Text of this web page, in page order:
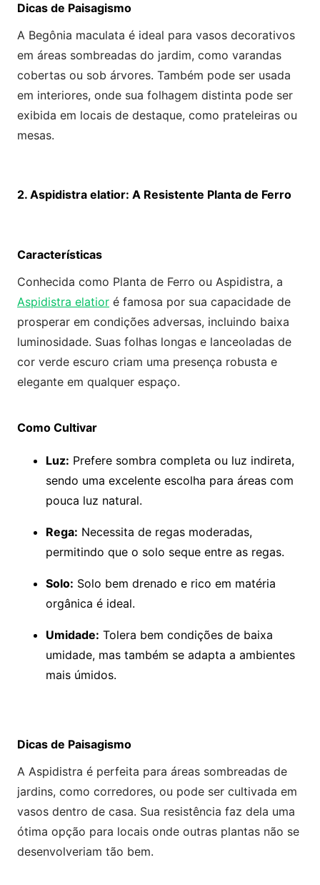
Dicas de Paisagismo
A Begônia maculata é ideal para vasos decorativos
em áreas sombreadas do jardim, como varandas
cobertas ou sob árvores. Também pode ser usada
em interiores, onde sua folhagem distinta pode ser
exibida em locais de destaque, como prateleiras ou
mesas.
2. Aspidistra elatior: A Resistente Planta de Ferro
Características
Conhecida como Planta de Ferro ou Aspidistra, a
Aspidistra elatior é famosa por sua capacidade de
prosperar em condições adversas, incluindo baixa
luminosidade. Suas folhas longas e lanceoladas de
cor verde escuro criam uma presença robusta e
elegante em qualquer espaço.
Como Cultivar
Luz: Prefere sombra completa ou luz indireta,
sendo uma excelente escolha para áreas com
pouca luz natural.
Rega: Necessita de regas moderadas,
permitindo que o solo seque entre as regas.
Solo: Solo bem drenado e rico em matéria
orgânica é ideal.
Umidade: Tolera bem condições de baixa
umidade, mas também se adapta a ambientes
mais úmidos.
Dicas de Paisagismo
A Aspidistra é perfeita para áreas sombreadas de
jardins, como corredores, ou pode ser cultivada em
vasos dentro de casa. Sua resistência faz dela uma
ótima opção para locais onde outras plantas não se
desenvolveriam tão bem.